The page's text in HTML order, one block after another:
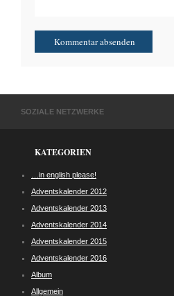
SOZIALE NETZWERKE
KATEGORIEN
…in english please!
Adventskalender 2012
Adventskalender 2013
Adventskalender 2014
Adventskalender 2015
Adventskalender 2016
Album
Allgemein